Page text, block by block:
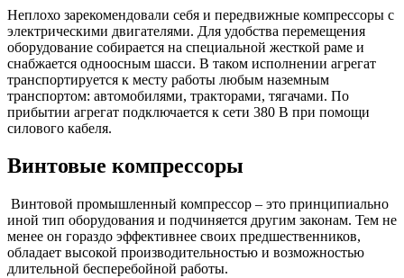
Неплохо зарекомендовали себя и передвижные компрессоры с
электрическими двигателями. Для удобства перемещения
оборудование собирается на специальной жесткой раме и
снабжается одноосным шасси. В таком исполнении агрегат
транспортируется к месту работы любым наземным
транспортом: автомобилями, тракторами, тягачами. По
прибытии агрегат подключается к сети 380 В при помощи
силового кабеля.
Винтовые компрессоры
Винтовой промышленный компрессор – это принципиально
иной тип оборудования и подчиняется другим законам. Тем не
менее он гораздо эффективнее своих предшественников,
обладает высокой производительностью и возможностью
длительной бесперебойной работы.